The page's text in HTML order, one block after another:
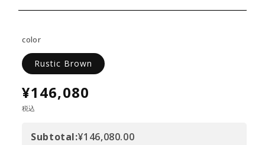
color
Rustic Brown
¥146,080
税込
Subtotal:¥146,080.00